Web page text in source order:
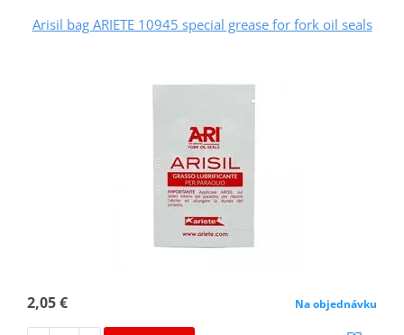
Arisil bag ARIETE 10945 special grease for fork oil seals
2,05 € Na objednávku